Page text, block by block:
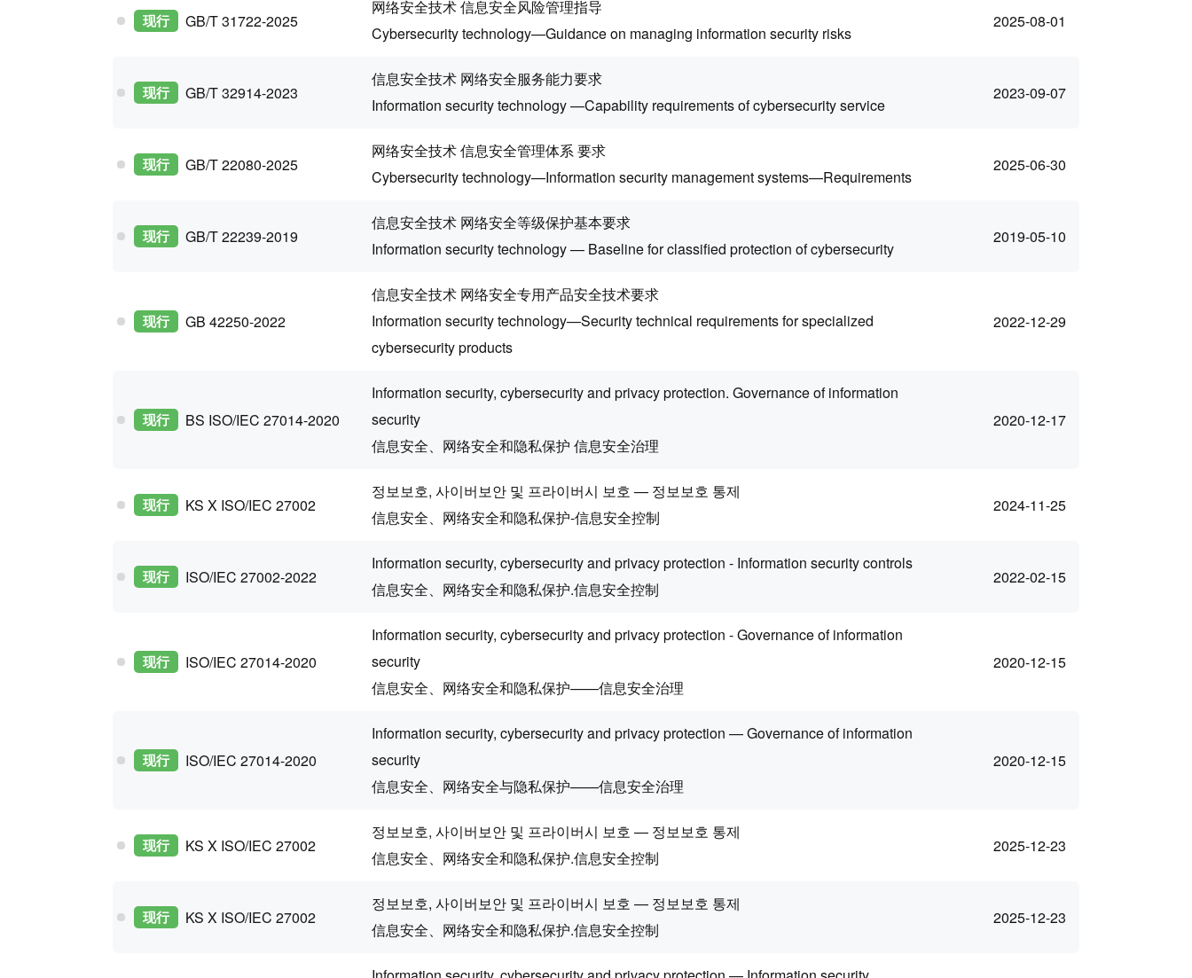
现行 GB/T 31722-2025
网络安全技术 信息安全风险管理指导
Cybersecurity technology—Guidance on managing information security risks
2025-08-01
现行 GB/T 32914-2023
信息安全技术 网络安全服务能力要求
Information security technology —Capability requirements of cybersecurity service
2023-09-07
现行 GB/T 22080-2025
网络安全技术 信息安全管理体系 要求
Cybersecurity technology—Information security management systems—Requirements
2025-06-30
现行 GB/T 22239-2019
信息安全技术 网络安全等级保护基本要求
Information security technology — Baseline for classified protection of cybersecurity
2019-05-10
现行 GB 42250-2022
信息安全技术 网络安全专用产品安全技术要求
Information security technology—Security technical requirements for specialized
cybersecurity products
2022-12-29
现行 BS ISO/IEC 27014-2020
Information security, cybersecurity and privacy protection. Governance of information
security
信息安全、网络安全和隐私保护 信息安全治理
2020-12-17
现行 KS X ISO/IEC 27002
정보보호, 사이버보안 및 프라이버시 보호 — 정보보호 통제
信息安全、网络安全和隐私保护-信息安全控制
2024-11-25
现行 ISO/IEC 27002-2022
Information security, cybersecurity and privacy protection - Information security controls
信息安全、网络安全和隐私保护.信息安全控制
2022-02-15
现行 ISO/IEC 27014-2020
Information security, cybersecurity and privacy protection - Governance of information
security
信息安全、网络安全和隐私保护——信息安全治理
2020-12-15
现行 ISO/IEC 27014-2020
Information security, cybersecurity and privacy protection — Governance of information
security
信息安全、网络安全与隐私保护——信息安全治理
2020-12-15
现行 KS X ISO/IEC 27002
정보보호, 사이버보안 및 프라이버시 보호 — 정보보호 통제
信息安全、网络安全和隐私保护.信息安全控制
2025-12-23
现行 KS X ISO/IEC 27002
정보보호, 사이버보안 및 프라이버시 보호 — 정보보호 통제
信息安全、网络安全和隐私保护.信息安全控制
2025-12-23